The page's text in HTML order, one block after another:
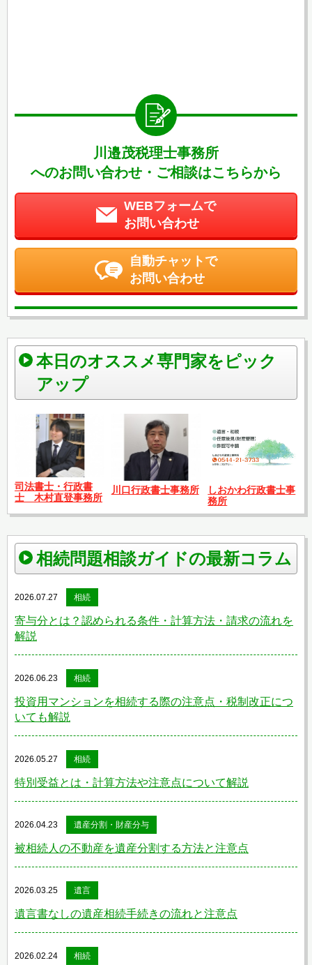
川邉茂税理士事務所
へのお問い合わせ・ご相談はこちらから
WEBフォームで
お問い合わせ
自動チャットで
お問い合わせ
本日のオススメ専門家をピック
アップ
司法書士・行政書
士 木村直登事務所
川口行政書士事務所
しおかわ行政書士事
務所
相続問題相談ガイドの最新コラム
2026.07.27 相続
寄与分とは？認められる条件・計算方法・請求の流れを
解説
2026.06.23 相続
投資用マンションを相続する際の注意点・税制改正につ
いても解説
2026.05.27 相続
特別受益とは・計算方法や注意点について解説
2026.04.23 遺産分割・財産分与
被相続人の不動産を遺産分割する方法と注意点
2026.03.25 遺言
遺言書なしの遺産相続手続きの流れと注意点
2026.02.24 相続